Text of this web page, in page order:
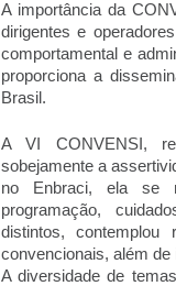
A importância da
dirigentes e
comportamental e
proporciona a
Brasil.
A VI CONVENSI,
sobejamente a
no Enbraci, ela se
programação,
distintos,
convencionais, além
A diversidade de